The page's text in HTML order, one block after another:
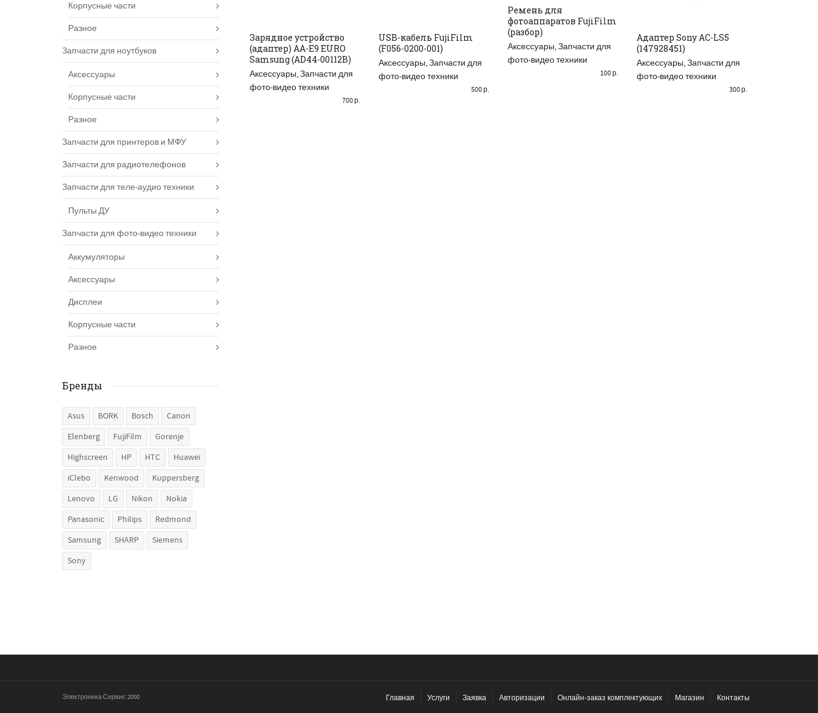
READ MORE
Зарядное устройство
(адаптер) AA-E9 EURO
Samsung (AD44-00112B)
Аксессуары,Запчасти для
фото-видео техники
700р.
ДОБАВИТЬ В КОРЗИНУ
USB-кабель FujiFilm
(F056-0200-001)
Аксессуары,Запчасти для
фото-видео техники
500р.
ДОБАВИТЬ В КОРЗИНУ
Ремень для
фотоаппаратов FujiFilm
(разбор)
Аксессуары,Запчасти для
фото-видео техники
100р.
ДОБАВИТЬ В КОРЗИНУ
Адаптер Sony AC-LS5
(147928451)
Аксессуары,Запчасти для
фото-видео техники
300р.
Корпусные части
Разное
Запчасти для ноутбуков
Аксессуары
Корпусные части
Разное
Запчасти для принтеров и МФУ
Запчасти для радиотелефонов
Запчасти для теле-аудио техники
Пульты ДУ
Запчасти для фото-видео техники
Аккумуляторы
Аксессуары
Дисплеи
Корпусные части
Разное
Бренды
Asus BORK Bosch
Canon
Elenberg
FujiFilm
Gorenje
Highscreen
HP HTC
Huawei
iClebo
Kenwood
Kuppersberg
Lenovo
LG Nikon
Nokia
Panasonic
Philips
Redmond
Samsung
SHARP
Siemens
Sony
Электроника Сервис 2000 Главная Услуги Заявка Авторизации Онлайн-заказ комплектующих Магазин Контакты